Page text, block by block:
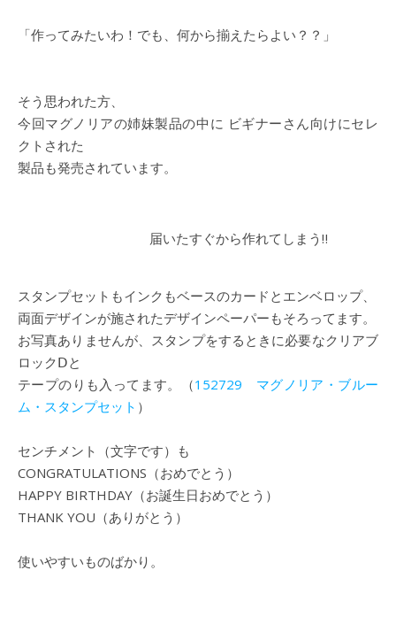
「作ってみたいわ！でも、何から揃えたらよい？？」
そう思われた方、
今回マグノリアの姉妹製品の中に ビギナーさん向けにセレ
クトされた
製品も発売されています。
届いたすぐから作れてしまう‼
スタンプセットもインクもベースのカードとエンベロップ、
両面デザインが施されたデザインペーパーもそろってます。
お写真ありませんが、スタンプをするときに必要なクリアブ
ロックⅮと
テープのりも入ってます。（152729 マグノリア・ブルー
ム・スタンプセット ）
センチメント（文字です）も
CONGRATULATIONS（おめでとう）
HAPPY BIRTHDAY（お誕生日おめでとう）
THANK YOU（ありがとう）
使いやすいものばかり。